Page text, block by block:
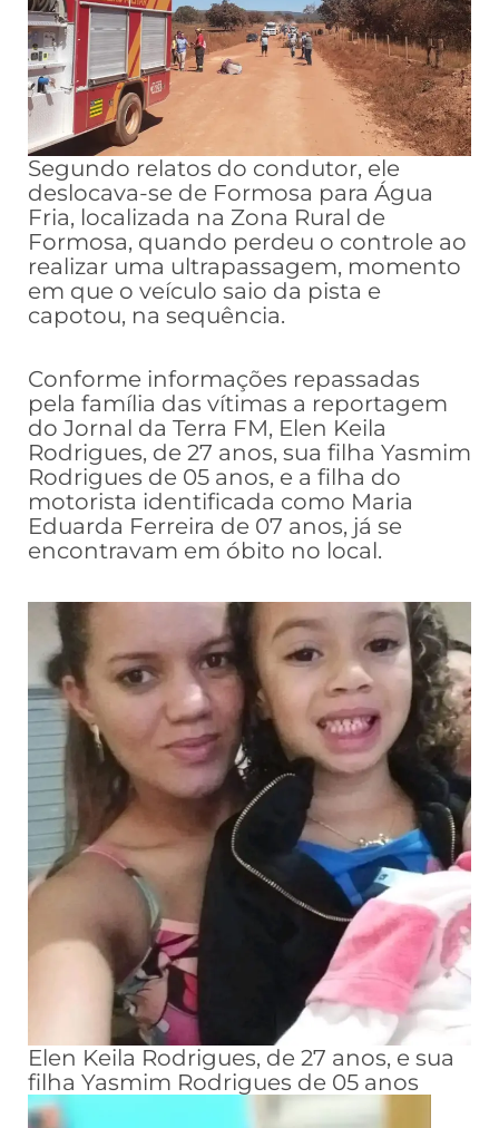
Segundo relatos do condutor, ele
deslocava-se de Formosa para Água
Fria, localizada na Zona Rural de
Formosa, quando perdeu o controle ao
realizar uma ultrapassagem, momento
em que o veículo saio da pista e
capotou, na sequência.
Conforme informações repassadas
pela família das vítimas a reportagem
do Jornal da Terra FM, Elen Keila
Rodrigues, de 27 anos, sua filha Yasmim
Rodrigues de 05 anos, e a filha do
motorista identificada como Maria
Eduarda Ferreira de 07 anos, já se
encontravam em óbito no local.
Elen Keila Rodrigues, de 27 anos, e sua
filha Yasmim Rodrigues de 05 anos